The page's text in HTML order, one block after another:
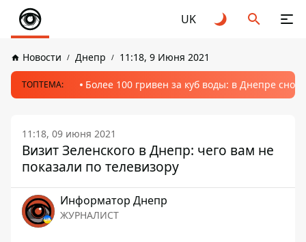
UK
Новости Днепр 11:18, 9 Июня 2021
ТОПТЕМА: Более 100 гривен за куб воды: в Днепре
11:18, 09 июня 2021
Визит Зеленского в Днепр: чего вам не
показали по телевизору
Информатор Днепр
ЖУРНАЛИСТ